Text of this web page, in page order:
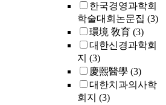
한국경영과학회
학술대회논문집 (3)
環境 敎育 (3)
대한신경과학회
지 (3)
慶熙醫學 (3)
대한치과의사학
회지 (3)